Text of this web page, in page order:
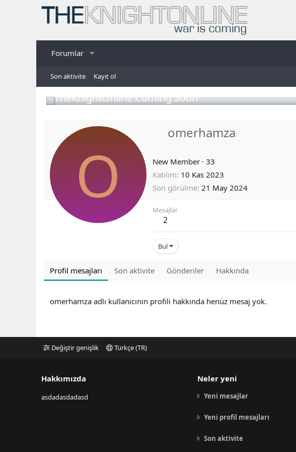
Forumlar
Son aktivite Kayıt ol
TheKnightOnline Coming Soon
O
omerhamza
New Member · 33
Katılım 10 Kas 2023
Son görülme 21 May 2024
Mesajlar
2
Bul
Profil mesajları Son aktivite Gönderiler Hakkında
omerhamza adlı kullanıcının profili hakkında henüz mesaj yok.
Değiştir genişlik Türkçe (TR)
Hakkımızda
asdadasdadasd
Neler yeni
Yeni mesajlar
Yeni profil mesajları
Son aktivite